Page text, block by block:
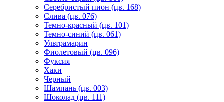
Серебристый пион (цв. 168)
Слива (цв. 076)
Темно-красный (цв. 101)
Темно-синий (цв. 061)
Ультрамарин
Фиолетовый (цв. 096)
Фуксия
Хаки
Черный
Шампань (цв. 003)
Шоколад (цв. 111)